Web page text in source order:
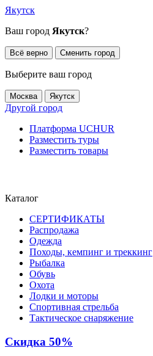
Якутск
Ваш город Якутск?
Всё верно Сменить город
Выберите ваш город
Москва Якутск
Другой город
Платформа UCHUR
Разместить туры
Разместить товары
Каталог
СЕРТИФИКАТЫ
Распродажа
Одежда
Походы, кемпинг и треккинг
Рыбалка
Обувь
Охота
Лодки и моторы
Спортивная стрельба
Тактическое снаряжение
Скидка 50%